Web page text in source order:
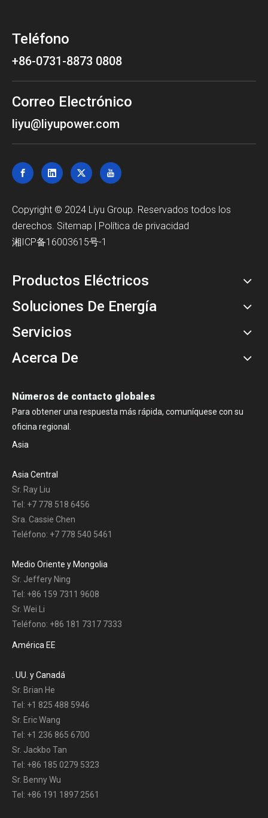
Teléfono
+86-0731-8873 0808
Correo Electrónico
liyu@liyupower.com
Copyright © 2024 Liyu Group. Reservados todos los
derechos. Sitemap | Política de privacidad
湘ICP备16003615号-1
Productos Eléctricos
Soluciones De Energía
Servicios
Acerca De
Números de contacto globales
Para obtener una respuesta más rápida, comuníquese con su
oficina regional.
Asia
Asia Central
Sr. Ray Liu
Tel: +7 778 518 6456
Sra. Cassie Chen
Teléfono: +7 778 540 5461
Medio Oriente y Mongolia
Sr. Jeffery Ning
Tel: +86 159 7311 9608
Sr. Wei Li
Teléfono: +86 181 7317 7333
América EE
. UU. y Canadá
Sr. Brian He
Tel: +1 825 488 5946
Sr. Eric Wang
Tel: +1 236 865 6700
Sr. Jackbo Tan
Tel: +86 185 0279 5323
Sr. Benny Wu
Tel: +86 191 1897 2561